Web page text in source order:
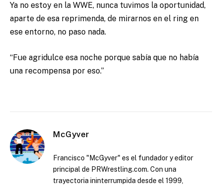
Ya no estoy en la WWE, nunca tuvimos la oportunidad,
aparte de esa reprimenda, de mirarnos en el ring en
ese entorno, no paso nada.
“Fue agridulce esa noche porque sabía que no había
una recompensa por eso.”
McGyver
Francisco "McGyver" es el fundador y editor
principal de PRWrestling.com. Con una
trayectoria ininterrumpida desde el 1999,